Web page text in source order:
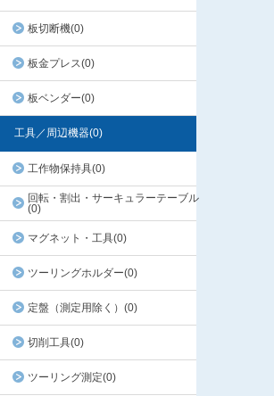
板切断機(0)
板金プレス(0)
板ベンダー(0)
工具／周辺機器(0)
工作物保持具(0)
回転・割出・サーキュラーテーブル
(0)
マグネット・工具(0)
ツーリングホルダー(0)
定盤（測定用除く）(0)
切削工具(0)
ツーリング測定(0)